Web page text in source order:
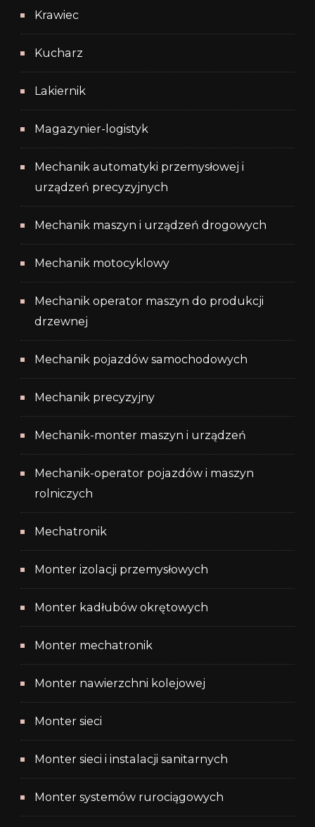
Krawiec
Kucharz
Lakiernik
Magazynier-logistyk
Mechanik automatyki przemysłowej i
urządzeń precyzyjnych
Mechanik maszyn i urządzeń drogowych
Mechanik motocyklowy
Mechanik operator maszyn do produkcji
drzewnej
Mechanik pojazdów samochodowych
Mechanik precyzyjny
Mechanik-monter maszyn i urządzeń
Mechanik-operator pojazdów i maszyn
rolniczych
Mechatronik
Monter izolacji przemysłowych
Monter kadłubów okrętowych
Monter mechatronik
Monter nawierzchni kolejowej
Monter sieci
Monter sieci i instalacji sanitarnych
Monter systemów rurociągowych